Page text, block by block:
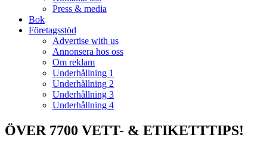
Press & media
Bok
Företagsstöd
Advertise with us
Annonsera hos oss
Om reklam
Underhållning 1
Underhållning 2
Underhållning 3
Underhållning 4
ÖVER 7700 VETT- & ETIKETTTIPS!